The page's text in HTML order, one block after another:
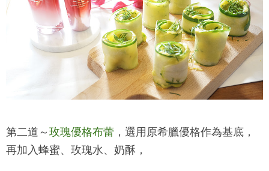
第二道～玫瑰優格布蕾 ，選用原希臘優格作為基底，
再加入蜂蜜、玫瑰水、奶酥，